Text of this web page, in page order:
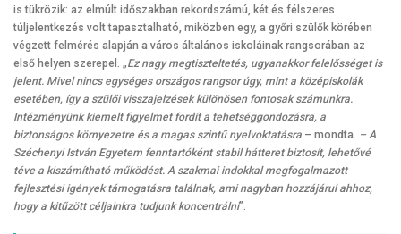
is tükrözik: az elmúlt időszakban rekordszámú, két és félszeres
túljelentkezés volt tapasztalható, miközben egy, a győri szülők körében
végzett felmérés alapján a város általános iskoláinak rangsorában az
első helyen szerepel. „Ez nagy megtiszteltetés, ugyanakkor felelősséget is
jelent. Mivel nincs egységes országos rangsor úgy, mint a középiskolák
esetében, így a szülői visszajelzések különösen fontosak számunkra.
Intézményünk kiemelt figyelmet fordít a tehetséggondozásra, a
biztonságos környezetre és a magas szintű nyelvoktatásra – mondta. – A
Széchenyi István Egyetem fenntartóként stabil hátteret biztosít, lehetővé
téve a kiszámítható működést. A szakmai indokkal megfogalmazott
fejlesztési igények támogatásra találnak, ami nagyban hozzájárul ahhoz,
hogy a kitűzött céljainkra tudjunk koncentrálni”.